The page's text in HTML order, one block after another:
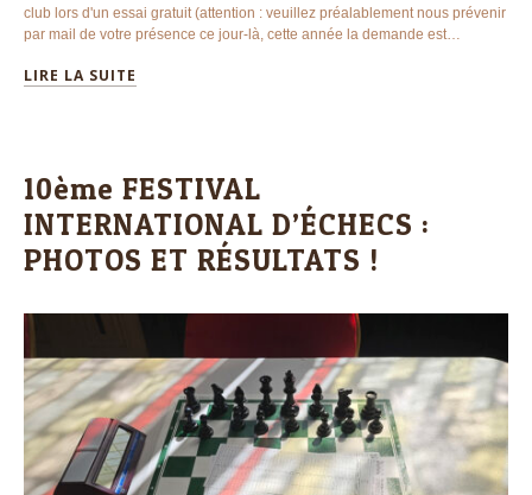
club lors d'un essai gratuit (attention : veuillez préalablement nous prévenir
par mail de votre présence ce jour-là, cette année la demande est…
LIRE LA SUITE
10ème FESTIVAL
INTERNATIONAL D’ÉCHECS :
PHOTOS ET RÉSULTATS !